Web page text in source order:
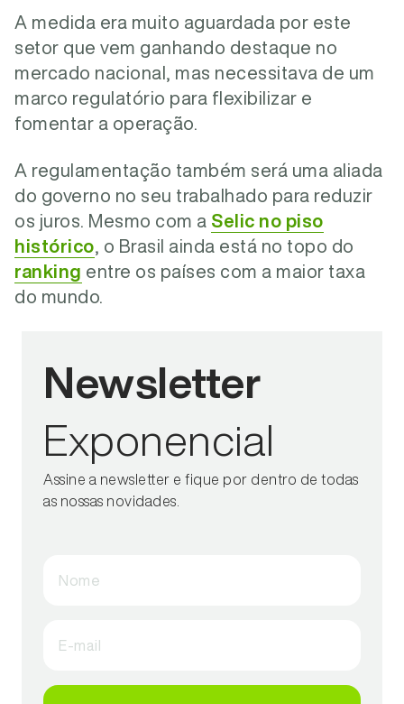
A medida era muito aguardada por este
setor que vem ganhando destaque no
mercado nacional, mas necessitava de um
marco regulatório para flexibilizar e
fomentar a operação.
A regulamentação também será uma aliada
do governo no seu trabalhado para reduzir
os juros. Mesmo com a Selic no piso
histórico , o Brasil ainda está no topo do
ranking entre os países com a maior taxa
do mundo.
Newsletter
Exponencial
Assine a newsletter e fique por dentro de todas
as nossas novidades.
Nome
E-mail